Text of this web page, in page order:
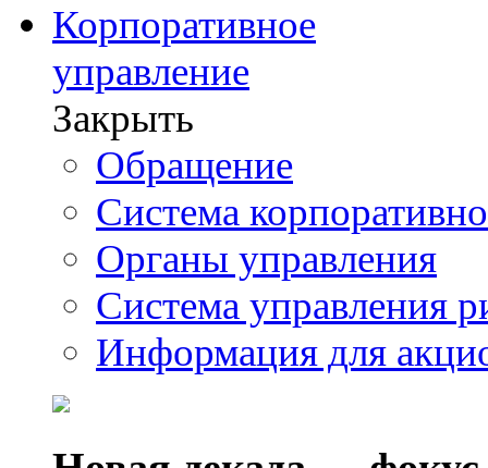
Корпоративное
управление
Закрыть
Обращение
Система
Органы управления
Система управления
Информация для